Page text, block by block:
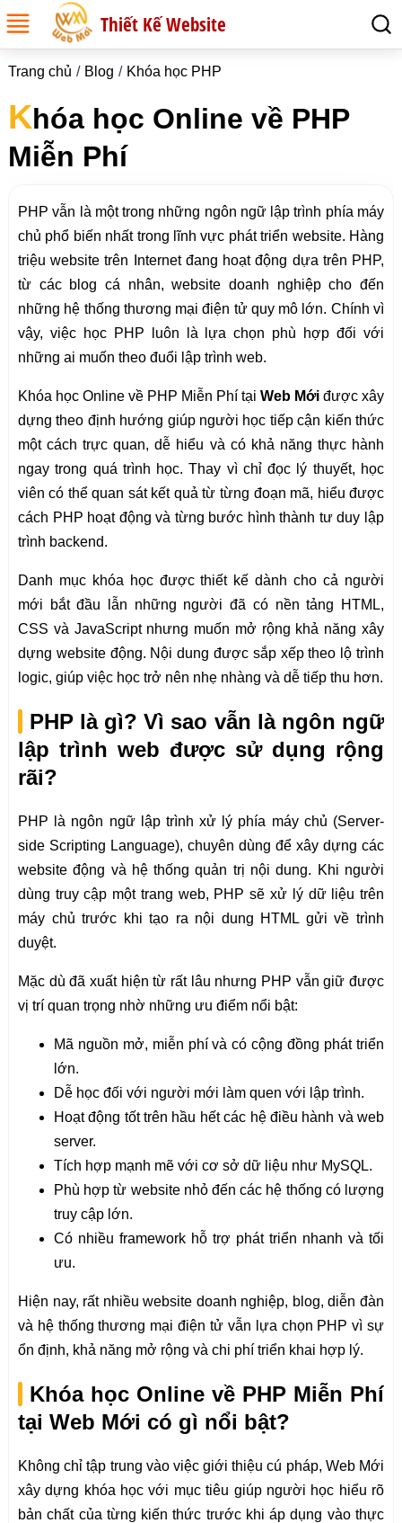
Thiết Kế Website
Trang chủ Blog Khóa học PHP
Khóa học Online về PHP
Miễn Phí
PHP vẫn là một trong những ngôn ngữ lập trình phía máy
chủ phổ biến nhất trong lĩnh vực phát triển website. Hàng
triệu website trên Internet đang hoạt động dựa trên PHP,
từ các blog cá nhân, website doanh nghiệp cho đến
những hệ thống thương mại điện tử quy mô lớn. Chính vì
vậy, việc học PHP luôn là lựa chọn phù hợp đối với
những ai muốn theo đuổi lập trình web.
Khóa học Online về PHP Miễn Phí tạiWeb Mới được xây
dựng theo định hướng giúp người học tiếp cận kiến thức
một cách trực quan, dễ hiểu và có khả năng thực hành
ngay trong quá trình học. Thay vì chỉ đọc lý thuyết, học
viên có thể quan sát kết quả từ từng đoạn mã, hiểu được
cách PHP hoạt động và từng bước hình thành tư duy lập
trình backend.
Danh mục khóa học được thiết kế dành cho cả người
mới bắt đầu lẫn những người đã có nền tảng HTML,
CSS và JavaScript nhưng muốn mở rộng khả năng xây
dựng website động. Nội dung được sắp xếp theo lộ trình
logic, giúp việc học trở nên nhẹ nhàng và dễ tiếp thu hơn.
PHP là gì? Vì sao vẫn là ngôn ngữ
lập trình web được sử dụng rộng
rãi?
PHP là ngôn ngữ lập trình xử lý phía máy chủ (Server-
side Scripting Language), chuyên dùng để xây dựng các
website động và hệ thống quản trị nội dung. Khi người
dùng truy cập một trang web, PHP sẽ xử lý dữ liệu trên
máy chủ trước khi tạo ra nội dung HTML gửi về trình
duyệt.
Mặc dù đã xuất hiện từ rất lâu nhưng PHP vẫn giữ được
vị trí quan trọng nhờ những ưu điểm nổi bật:
Mã nguồn mở, miễn phí và có cộng đồng phát triển
lớn.
Dễ học đối với người mới làm quen với lập trình.
Hoạt động tốt trên hầu hết các hệ điều hành và web
server.
Tích hợp mạnh mẽ với cơ sở dữ liệu như MySQL.
Phù hợp từ website nhỏ đến các hệ thống có lượng
truy cập lớn.
Có nhiều framework hỗ trợ phát triển nhanh và tối
ưu.
Hiện nay, rất nhiều website doanh nghiệp, blog, diễn đàn
và hệ thống thương mại điện tử vẫn lựa chọn PHP vì sự
ổn định, khả năng mở rộng và chi phí triển khai hợp lý.
Khóa học Online về PHP Miễn Phí
tại Web Mới có gì nổi bật?
Không chỉ tập trung vào việc giới thiệu cú pháp, Web Mới
xây dựng khóa học với mục tiêu giúp người học hiểu rõ
bản chất của từng kiến thức trước khi áp dụng vào thực